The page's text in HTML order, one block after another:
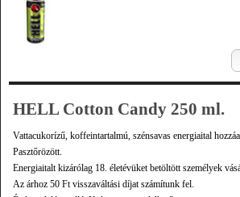
HELL Cotton Candy 250 ml.
Vattacukorízű, koffeintartalmú, szénsavas energiaital
Pasztőrözött.
Energiaitalt kizárólag 18. életévüket betöltött személyek
Az árhoz 50 Ft visszaváltási díjat számítunk fel.